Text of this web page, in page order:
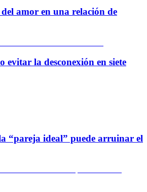
del amor en una relación de
la desconexión en siete
“pareja ideal” puede arruinar el